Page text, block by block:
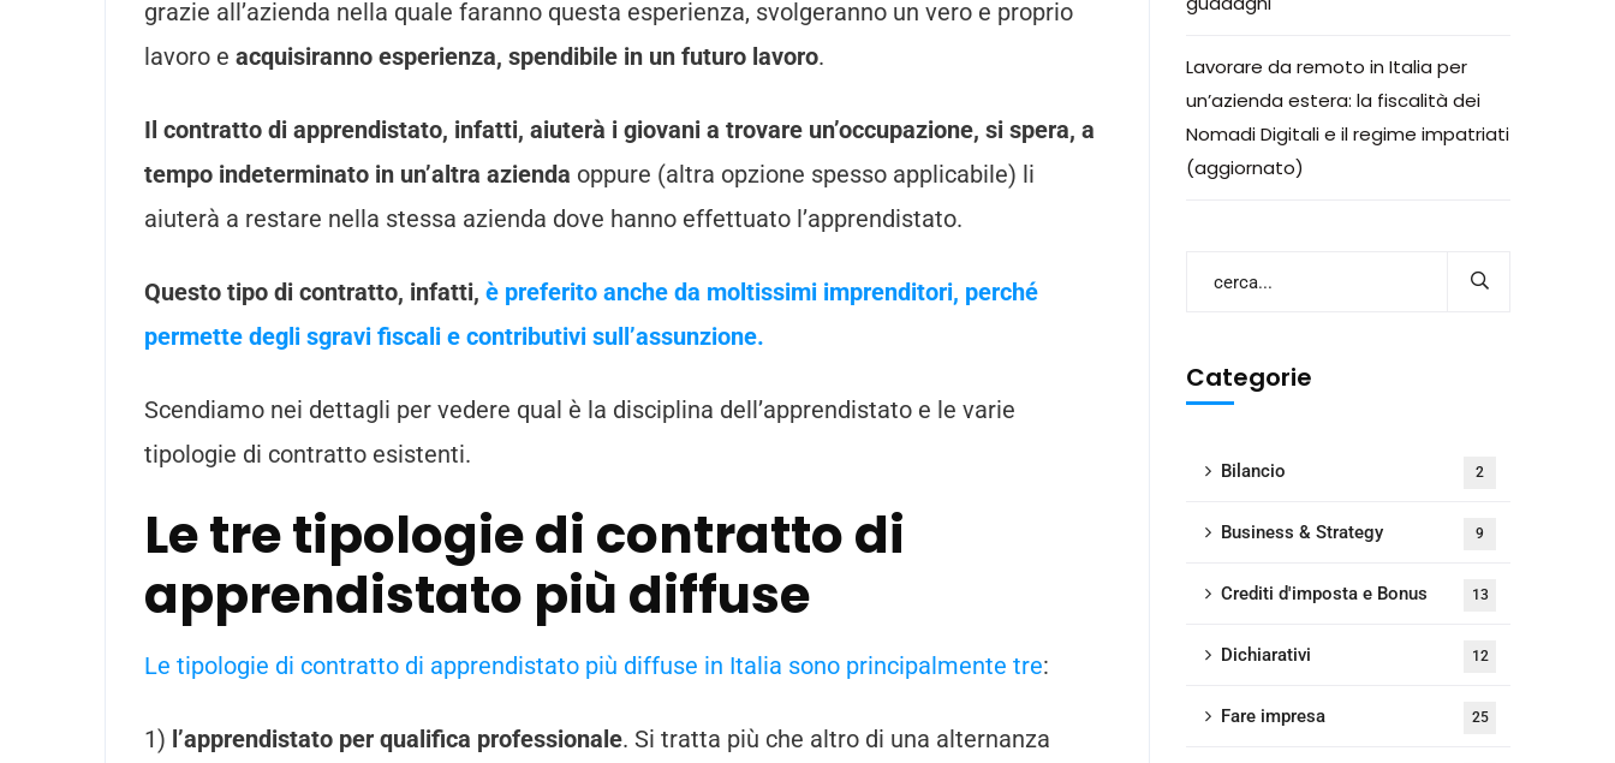
grazie all’azienda nella quale faranno questa esperienza, svolgeranno un vero e proprio
lavoro e acquisiranno esperienza, spendibile in un futuro lavoro.
Il contratto di apprendistato, infatti, aiuterà i giovani a trovare un’occupazione, si spera, a
tempo indeterminato in un’altra azienda oppure (altra opzione spesso applicabile) li
aiuterà a restare nella stessa azienda dove hanno effettuato l’apprendistato.
Questo tipo di contratto, infatti, è preferito anche da moltissimi imprenditori, perché
permette degli sgravi fiscali e contributivi sull’assunzione.
Scendiamo nei dettagli per vedere qual è la disciplina dell’apprendistato e le varie
tipologie di contratto esistenti.
Le tre tipologie di contratto di
apprendistato più diffuse
Le tipologie di contratto di apprendistato più diffuse in Italia sono principalmente tre:
1) l’apprendistato per qualifica professionale. Si tratta più che altro di una alternanza
Lavorare da remoto in Italia per
un’azienda estera: la fiscalità dei
Nomadi Digitali e il regime impatriati
(aggiornato)
Categorie
Bilancio 2
Business & Strategy 9
Crediti d'imposta e Bonus 13
Dichiarativi 12
Fare impresa 25